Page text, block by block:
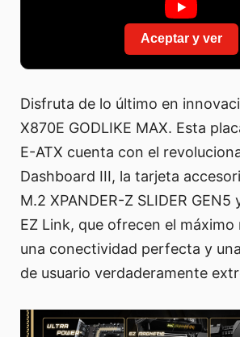
Aceptar y ver
Disfruta de lo último en
X870E GODLIKE MAX. Esta
E-ATX cuenta con el
Dashboard III, la tarjeta
M.2 XPANDER-Z SLIDER GEN5
EZ Link, que ofrecen el
una conectividad perfecta y
de usuario verdaderamente